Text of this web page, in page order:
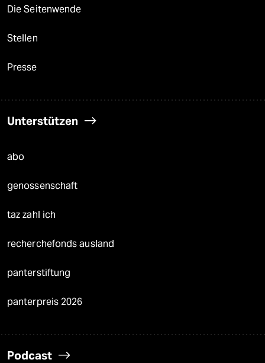
Die Seitenwende
Stellen
Presse
Unterstützen
abo
genossenschaft
taz zahl ich
recherchefonds ausland
panterstiftung
panterpreis 2026
Podcast